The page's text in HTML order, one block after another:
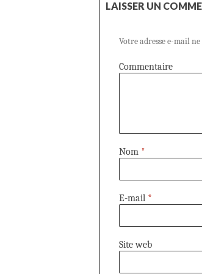
LAISSER UN
Votre adresse e-mail
Commentaire
Nom *
E-mail *
Site web